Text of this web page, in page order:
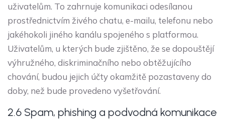
uživatelům. To zahrnuje komunikaci odesílanou
prostřednictvím živého chatu, e-mailu, telefonu nebo
jakéhokoli jiného kanálu spojeného s platformou.
Uživatelům, u kterých bude zjištěno, že se dopouštějí
výhružného, diskriminačního nebo obtěžujícího
chování, budou jejich účty okamžitě pozastaveny do
doby, než bude provedeno vyšetřování.
2.6 Spam, phishing a podvodná komunikace